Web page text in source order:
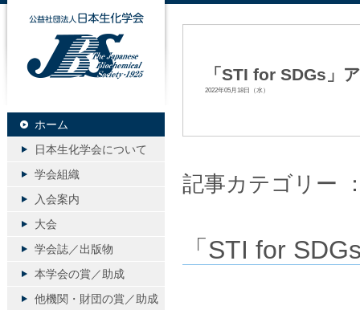
「STI for SDGs」
2022年05月18日（水）
記事カテゴリー
「STI for
公益社団法人日本生化学会
ホーム
日本生化学会について
学会組織
入会案内
大会
学会誌／出版物
本学会の賞／助成
他機関・財団の賞／助成